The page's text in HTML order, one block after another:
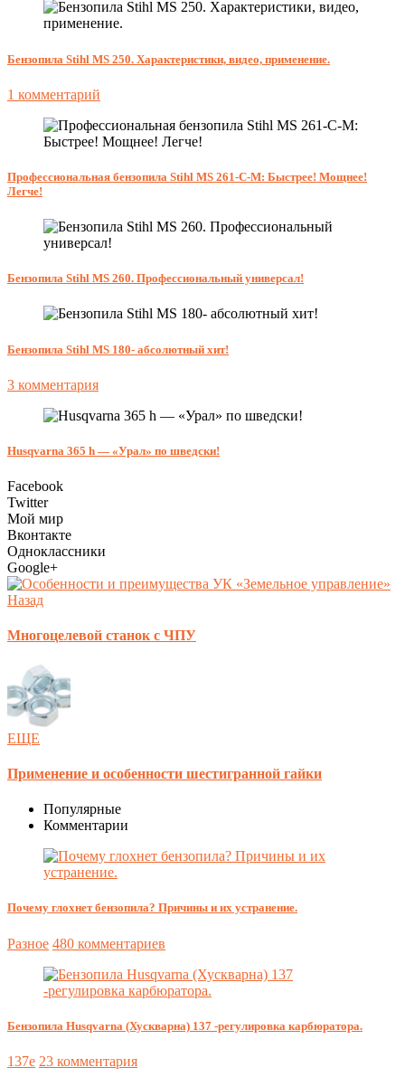
Бензопила Stihl MS 250. Характеристики, видео, применение.
1 комментарий
Профессиональная бензопила Stihl MS 261-C-M: Быстрее! Мощнее!
Легче!
Бензопила Stihl MS 260. Профессиональный универсал!
Бензопила Stihl MS 180- абсолютный хит!
3 комментария
Husqvarna 365 h — «Урал» по шведски!
Facebook
Twitter
Мой мир
Вконтакте
Одноклассники
Google+
Назад
Многоцелевой станок с ЧПУ
ЕЩЕ
Применение и особенности шестигранной гайки
Популярные
Комментарии
Почему глохнет бензопила? Причины и их устранение.
Разное 480 комментариев
Бензопила Husqvarna (Хускварна) 137 -регулировка карбюратора.
137e 23 комментария